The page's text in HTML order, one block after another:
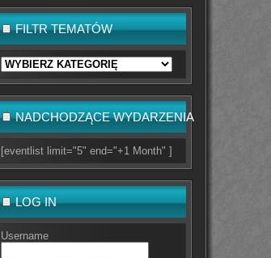
FILTR TEMATÓW
Filtr
tematów
NADCHODZĄCE WYDARZENIA
[eventlist limit="5" end="+1 Month" ]
LOG IN
Username